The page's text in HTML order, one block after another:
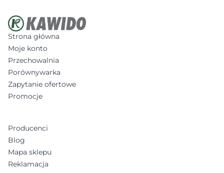
Strona główna
Moje konto
Przechowalnia
Porównywarka
Zapytanie ofertowe
Promocje
Producenci
Blog
Mapa sklepu
Reklamacja